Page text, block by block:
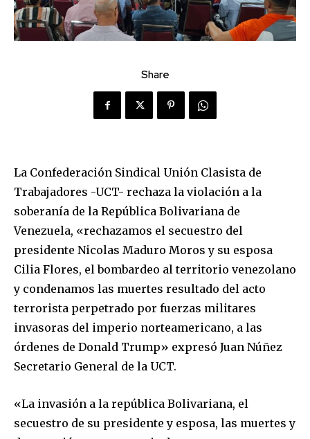
Share
La Confederación Sindical Unión Clasista de
Trabajadores -UCT- rechaza la violación a la
soberanía de la República Bolivariana de
Venezuela, «rechazamos el secuestro del
presidente Nicolas Maduro Moros y su esposa
Cilia Flores, el bombardeo al territorio venezolano
y condenamos las muertes resultado del acto
terrorista perpetrado por fuerzas militares
invasoras del imperio norteamericano, a las
órdenes de Donald Trump» expresó Juan Núñez
Secretario General de la UCT.
«La invasión a la república Bolivariana, el
secuestro de su presidente y esposa, las muertes y